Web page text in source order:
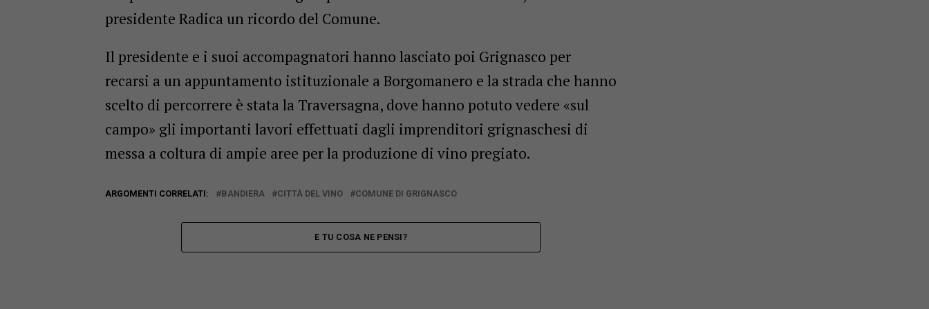
presidente Radica un ricordo del Comune.
Il presidente e i suoi accompagnatori hanno lasciato poi Grignasco per
recarsi a un appuntamento istituzionale a Borgomanero e la strada che hanno
scelto di percorrere è stata la Traversagna, dove hanno potuto vedere «sul
campo» gli importanti lavori effettuati dagli imprenditori grignaschesi di
messa a coltura di ampie aree per la produzione di vino pregiato.
ARGOMENTI CORRELATI: BANDIERA CITTÀ DEL VINO COMUNE DI GRIGNASCO
E TU COSA NE PENSI?